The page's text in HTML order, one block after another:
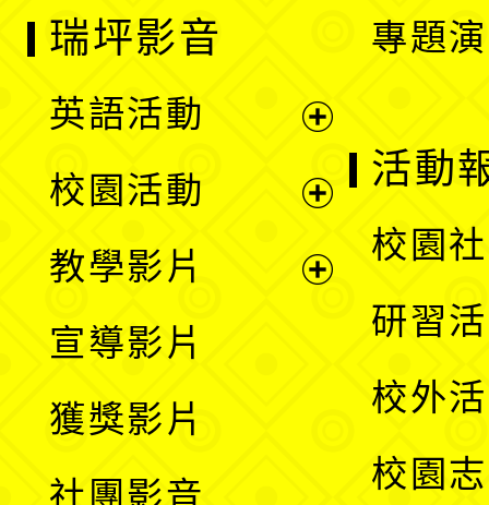
專題
瑞坪影音
英語活動
選
校園活動
教學影片
宣導影片
獲獎影片
社團影音
活動
校園
研習
校外
校園